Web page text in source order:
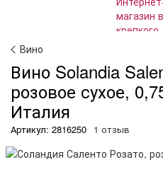
Вино
Вино Solandia
розовое сухое,
Италия
Артикул: 2816250 1 отзыв